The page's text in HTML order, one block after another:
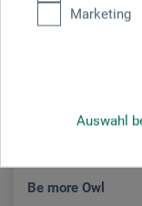
Marketing
Auswahl
Be more Owl